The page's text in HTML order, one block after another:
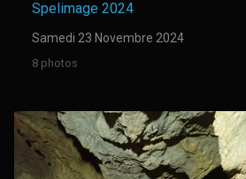
Spelimage 2024
Samedi 23 Novembre 2024
8 photos